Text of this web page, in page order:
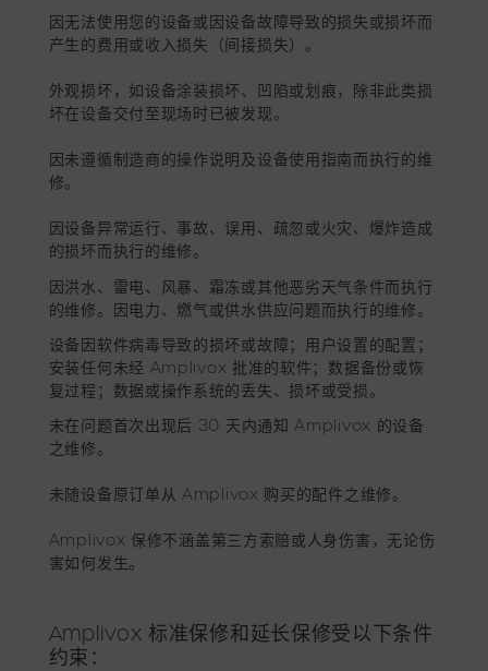
因无法使用您的设备或因设备故障导致的损失或损坏而
产生的费用或收入损失（间接损失）。
外观损坏，如设备涂装损坏、凹陷或划痕，除非此类损
坏在设备交付至现场时已被发现。
因未遵循制造商的操作说明及设备使用指南而执行的维
修。
因设备异常运行、事故、误用、疏忽或火灾、爆炸造成
的损坏而执行的维修。
因洪水、雷电、风暴、霜冻或其他恶劣天气条件而执行
的维修。因电力、燃气或供水供应问题而执行的维修。
设备因软件病毒导致的损坏或故障；用户设置的配置；
安装任何未经 Amplivox 批准的软件；数据备份或恢
复过程；数据或操作系统的丢失、损坏或受损。
未在问题首次出现后 30 天内通知 Amplivox 的设备
之维修。
未随设备原订单从 Amplivox 购买的配件之维修。
Amplivox 保修不涵盖第三方索赔或人身伤害，无论伤
害如何发生。
Amplivox 标准保修和延长保修受以下条件
约束：